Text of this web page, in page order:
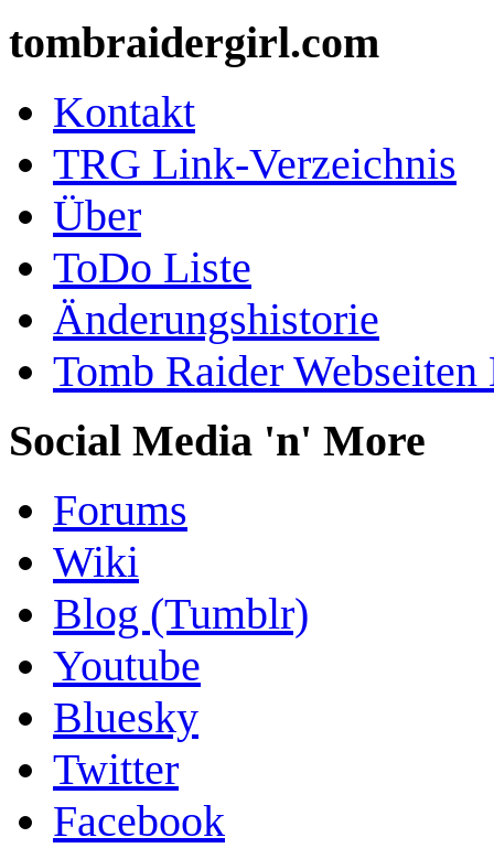
tombraidergirl.com
Kontakt
TRG Link-Verzeichnis
Über
ToDo Liste
Änderungshistorie
Tomb Raider
Social Media 'n' More
Forums
Wiki
Blog (Tumblr)
Youtube
Bluesky
Twitter
Facebook